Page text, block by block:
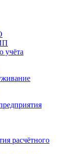
учёта
расчётного